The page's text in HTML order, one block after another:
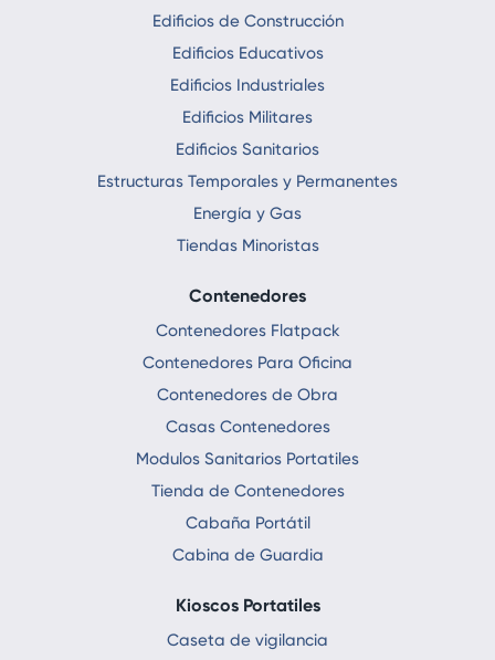
Edificios de Construcción
Edificios Educativos
Edificios Industriales
Edificios Militares
Edificios Sanitarios
Estructuras Temporales y Permanentes
Energía y Gas
Tiendas Minoristas
Contenedores
Contenedores Flatpack
Contenedores Para Oficina
Contenedores de Obra
Casas Contenedores
Modulos Sanitarios Portatiles
Tienda de Contenedores
Cabaña Portátil
Cabina de Guardia
Kioscos Portatiles
Caseta de vigilancia